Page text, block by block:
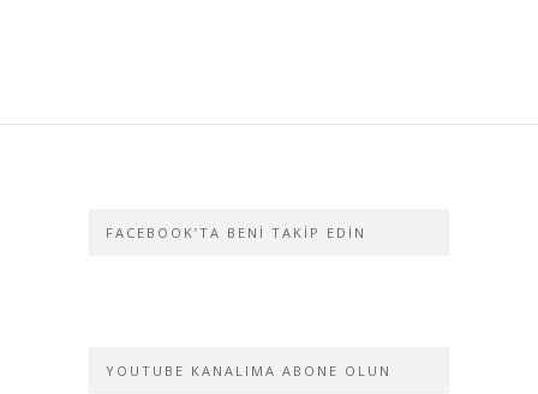
FACEBOOK’TA BENI TAKIP EDIN
YOUTUBE KANALIMA ABONE OLUN